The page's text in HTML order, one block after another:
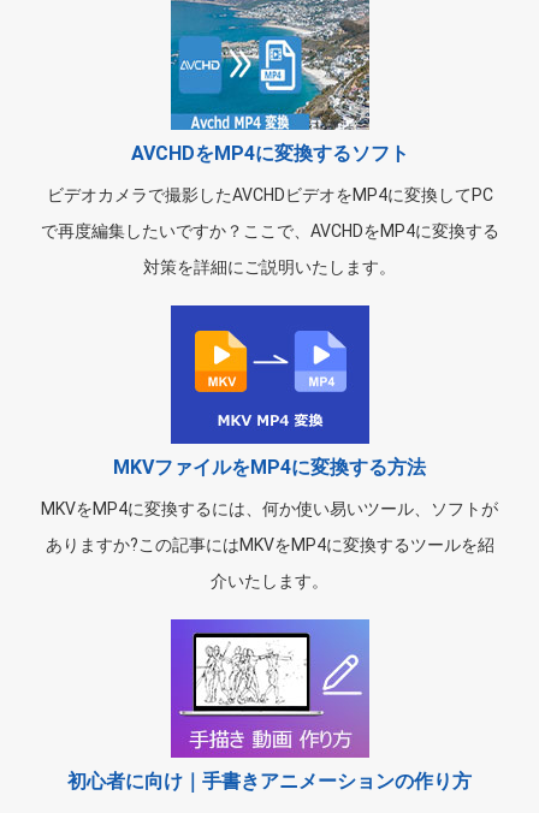
AVCHDをMP4に変換するソフト
ビデオカメラで撮影したAVCHDビデオをMP4に変換してPC
で再度編集したいですか？ここで、AVCHDをMP4に変換する
対策を詳細にご説明いたします。
MKVファイルをMP4に変換する方法
MKVをMP4に変換するには、何か使い易いツール、ソフトが
ありますか?この記事にはMKVをMP4に変換するツールを紹
介いたします。
初心者に向け｜手書きアニメーションの作り方